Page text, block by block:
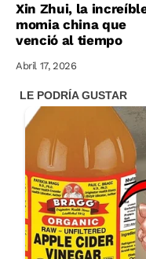
Xin Zhui, la
momia china que
venció al tiempo
Abril 17, 2026